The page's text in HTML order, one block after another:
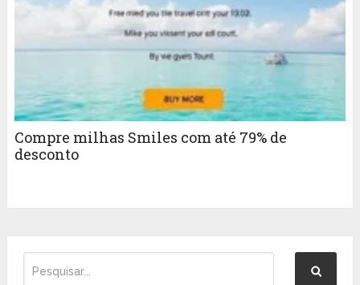
Compre milhas Smiles com até 79% de
desconto